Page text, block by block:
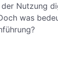
Nutzung
was